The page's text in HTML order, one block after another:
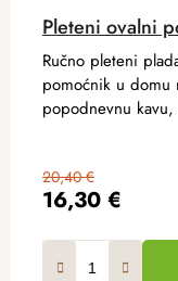
Pleteni ovalni
16,30 €
20,40 €
Ručno pleteni
pomoćnik u domu
popodnevnu